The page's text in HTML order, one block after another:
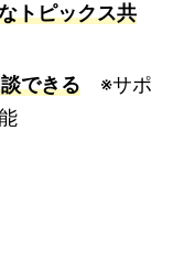
トピックス共
できる ※サポ